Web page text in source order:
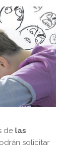
de las
solicitar